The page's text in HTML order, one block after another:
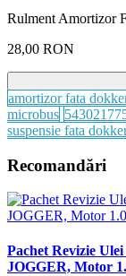
Rulment Amortizor
28,00 RON
amortizor fata
microbus
suspensie fata
Recomandări
Pachet Revizie
JOGGER, Motor